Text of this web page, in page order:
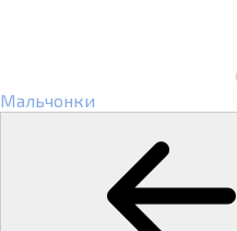
Мальчонки